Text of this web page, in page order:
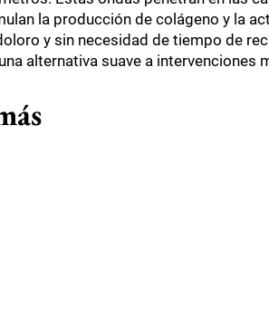
la producción de colágeno y la
y sin necesidad de tiempo de
alternativa suave a intervenciones